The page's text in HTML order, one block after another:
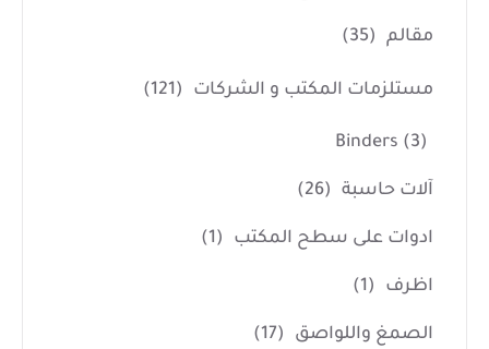
مقالم (35)
مستلزمات المكتب و الشركات (121)
Binders (3)
آلات حاسبة (26)
ادوات على سطح المكتب (1)
اظرف (1)
الصمغ واللواصق (17)